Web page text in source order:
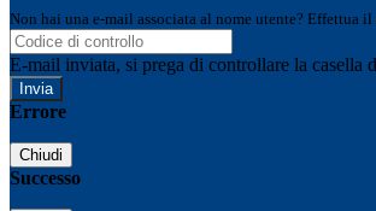
Non hai una e-mail associata al nome utente? Effettua
E-mail inviata, si prega di controllare la casella
Errore
Chiudi
Successo